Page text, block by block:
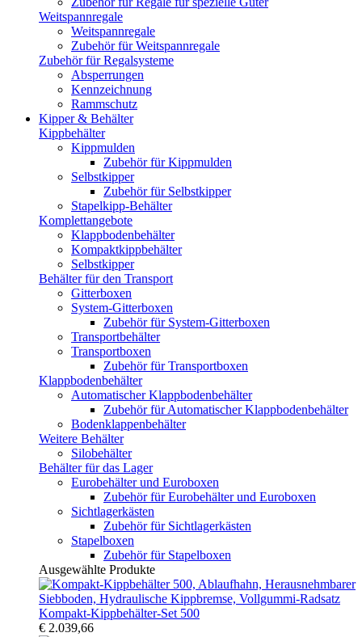
Weitspannregale
Weitspannregale
Zubehör für Weitspannregale
Zubehör für Regalsysteme
Absperrungen
Kennzeichnung
Rammschutz
Kipper & Behälter
Kippbehälter
Kippmulden
Zubehör für Kippmulden
Selbstkipper
Zubehör für Selbstkipper
Stapelkipp-Behälter
Komplettangebote
Klappbodenbehälter
Kompaktkippbehälter
Selbstkipper
Behälter für den Transport
Gitterboxen
System-Gitterboxen
Zubehör für System-Gitterboxen
Transportbehälter
Transportboxen
Zubehör für Transportboxen
Klappbodenbehälter
Automatischer Klappbodenbehälter
Zubehör für Automatischer Klappbodenbehälter
Bodenklappenbehälter
Weitere Behälter
Silobehälter
Behälter für das Lager
Eurobehälter und Euroboxen
Zubehör für Eurobehälter und Euroboxen
Sichtlagerkästen
Zubehör für Sichtlagerkästen
Stapelboxen
Zubehör für Stapelboxen
Ausgewählte Produkte
Kompakt-Kippbehälter-Set 500
€ 2.039,66